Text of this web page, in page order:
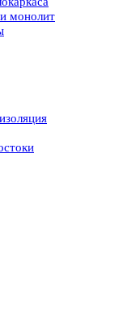
монолит